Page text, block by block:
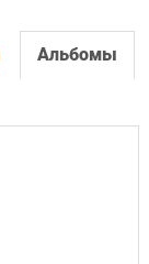
Альбомы